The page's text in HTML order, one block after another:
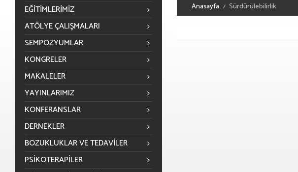
Anasayfa Sürdürülebilirlik
EĞITIMLERIMIZ
ATÖLYE ÇALIŞMALARI
SEMPOZYUMLAR
KONGRELER
MAKALELER
YAYINLARIMIZ
KONFERANSLAR
DERNEKLER
BOZUKLUKLAR VE TEDAVILER
PSIKOTERAPILER